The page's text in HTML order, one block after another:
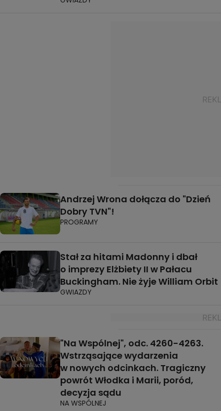
Andrzej Wrona dołącza do "Dzień
Dobry TVN"!
PROGRAMY
Stał za hitami Madonny i dbał
o imprezy Elżbiety II w Pałacu
Buckingham. Nie żyje William Orbit
GWIAZDY
"Na Wspólnej", odc. 4260-4263.
Wstrząsające wydarzenia
w nowych odcinkach. Tragiczny
powrót Włodka i Marii, poród,
decyzja sądu
NA WSPÓLNEJ